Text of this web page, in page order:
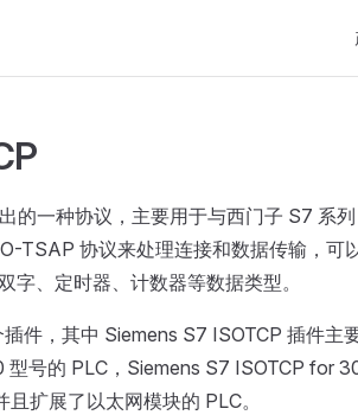
的一种协议，主要用于与西门子 S7 系
TSAP 协议来处理连接和数据传输，可
、定时器、计数器等数据类型。
件，其中 Siemens S7 ISOTCP 插件主
号的 PLC，Siemens S7 ISOTCP for
扩展了以太网模块的 PLC。